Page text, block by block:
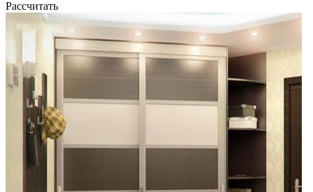
Рассчитать